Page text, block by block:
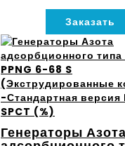
Заказать
Генераторы Азота